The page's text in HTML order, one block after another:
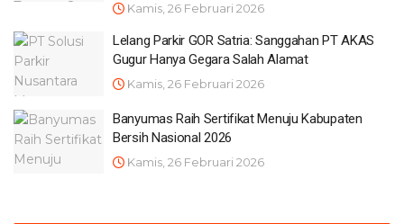
Kamis, 26 Februari 2026
Lelang Parkir GOR Satria: Sanggahan PT AKAS
Gugur Hanya Gegara Salah Alamat
Kamis, 26 Februari 2026
Banyumas Raih Sertifikat Menuju Kabupaten
Bersih Nasional 2026
Kamis, 26 Februari 2026